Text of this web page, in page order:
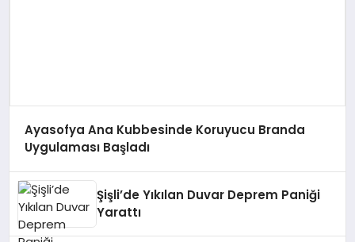
Ayasofya Ana Kubbesinde Koruyucu Branda
Uygulaması Başladı
Şişli’de Yıkılan Duvar Deprem Paniği
Yarattı